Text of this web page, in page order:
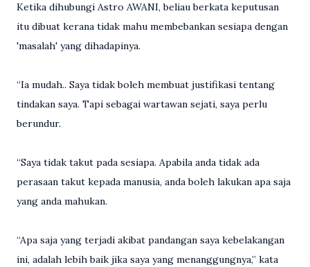
Ketika dihubungi Astro AWANI, beliau berkata keputusan
itu dibuat kerana tidak mahu membebankan sesiapa dengan
'masalah' yang dihadapinya.
“Ia mudah.. Saya tidak boleh membuat justifikasi tentang
tindakan saya. Tapi sebagai wartawan sejati, saya perlu
berundur.
“Saya tidak takut pada sesiapa. Apabila anda tidak ada
perasaan takut kepada manusia, anda boleh lakukan apa saja
yang anda mahukan.
“Apa saja yang terjadi akibat pandangan saya kebelakangan
ini, adalah lebih baik jika saya yang menanggungnya,” kata